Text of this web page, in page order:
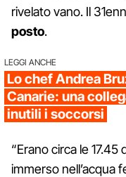
rivelato vano. Il
posto.
LEGGI ANCHE
Lo chef Andrea
Canarie: una
inutili i soccorsi
“Erano circa le
immerso nell’acqua